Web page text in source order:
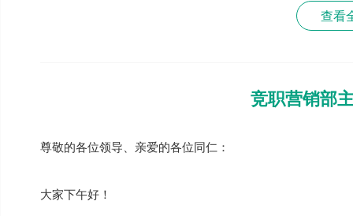
查看
竞职营销部
尊敬的各位领导、亲爱的各位同仁：
大家下午好！